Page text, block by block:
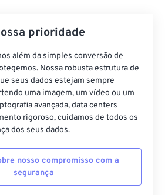
prioridade
além da simples conversão de
Nossa robusta estrutura de
seus dados estejam sempre
uma imagem, um vídeo ou um
avançada, data centers
rigoroso, cuidamos de todos os
dos seus dados.
nosso compromisso com a
segurança